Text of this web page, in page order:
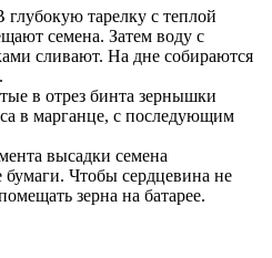
тарелку с теплой
семена. Затем воду с
сливают. На дне собираются
в отрез бинта зернышки
в марганце, с последующим
высадки семена
Чтобы сердцевина не
зерна на батарее.